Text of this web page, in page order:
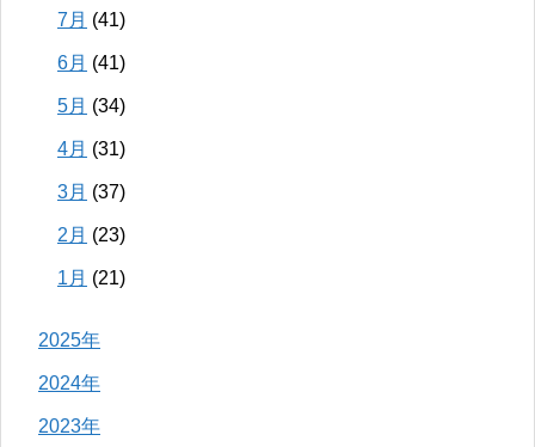
7月 (41)
6月 (41)
5月 (34)
4月 (31)
3月 (37)
2月 (23)
1月 (21)
2025年
2024年
2023年